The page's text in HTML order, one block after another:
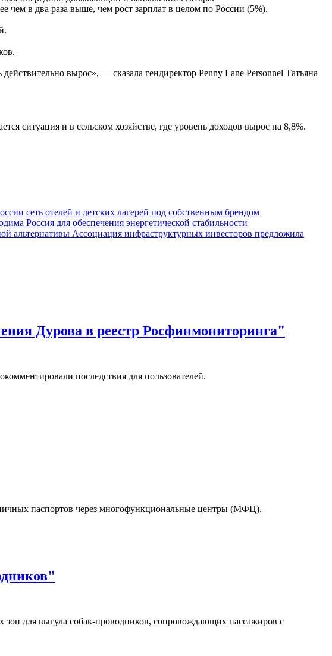
в два раза выше, чем рост зарплат в целом по России (5%).
вырос», — сказала гендиректор Penny Lane Personnel Татьяна
ситуация и в сельском хозяйстве, где уровень доходов вырос на 8,8%.
сеть отелей и детских лагерей под собственным брендом
Россия для обеспечения энергетической стабильности
Ассоциация инфраструктурных инвесторов предложила
Дурова в реестр Росфинмониторинга"
последствия для пользователей.
паспортов через многофункциональные центры (МФЦ).
для выгула собак-проводников, сопровождающих пассажиров с